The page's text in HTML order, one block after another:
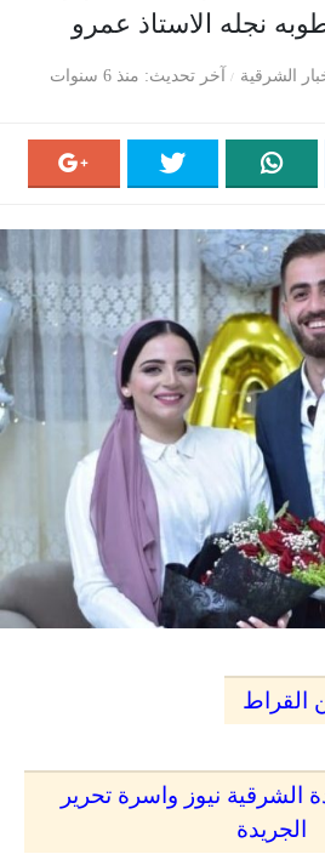
نجله الاستاذ عمرو
الشرقية آخر تحديث منذ 6 سنوات
القراط
الشرقية نيوز واسرة تحرير
الجريدة